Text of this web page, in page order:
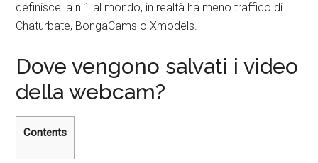
definisce la n.1 al mondo, in realtà ha meno traffico di
Chaturbate, BongaCams o Xmodels.
Dove vengono salvati i video
della webcam?
Contents